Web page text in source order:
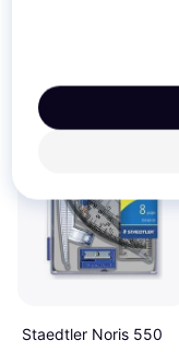
Staedtler Noris 550